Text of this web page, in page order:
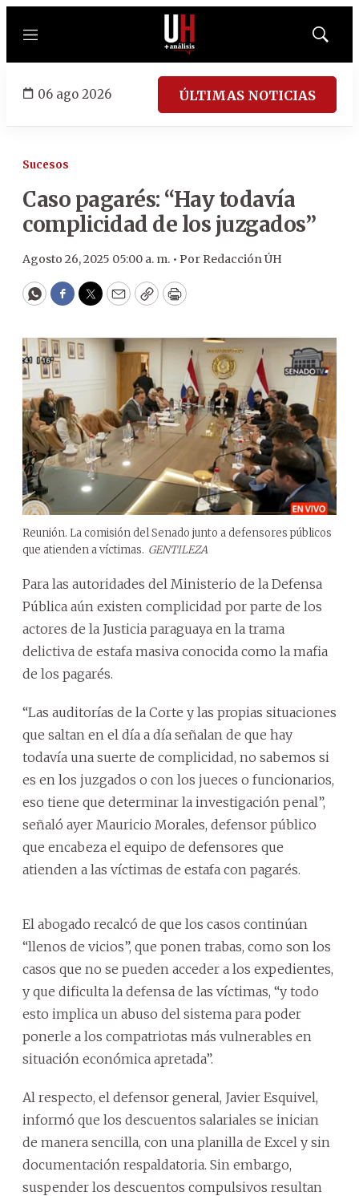
Menú
Mostrar
06 ago 2026 ÚLTIMAS NOTICIAS
Sucesos
Caso pagarés: “Hay todavía
complicidad de los juzgados”
Agosto 26, 2025 05:00 a. m. • Por Redacción ÚH
WhatsApp
Facebook
Twitter
EmailCopyPrint
Reunión. La comisión del Senado junto a defensores públicos
que atienden a víctimas. GENTILEZA
Para las autoridades del Ministerio de la Defensa
Pública aún existen complicidad por parte de los
actores de la Justicia paraguaya en la trama
delictiva de estafa masiva conocida como la mafia
de los pagarés.
“Las auditorías de la Corte y las propias situaciones
que saltan en el día a día señalan de que hay
todavía una suerte de complicidad, no sabemos si
es en los juzgados o con los jueces o funcionarios,
eso tiene que determinar la investigación penal”,
señaló ayer Mauricio Morales, defensor público
que encabeza el equipo de defensores que
atienden a las víctimas de estafa con pagarés.
El abogado recalcó de que los casos continúan
“llenos de vicios”, que ponen trabas, como son los
casos que no se pueden acceder a los expedientes,
y que dificulta la defensa de las víctimas, “y todo
esto implica un abuso del sistema para poder
ponerle a los compatriotas más vulnerables en
situación económica apretada”.
Al respecto, el defensor general, Javier Esquivel,
informó que los descuentos salariales se inician
de manera sencilla, con una planilla de Excel y sin
documentación respaldatoria. Sin embargo,
suspender los descuentos compulsivos resultan